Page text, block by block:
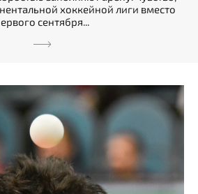
хоккейной лиги вместо
сентября...